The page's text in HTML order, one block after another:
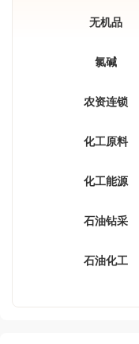
无机品
氯碱
农资连锁
化工原料
化工能源
石油钻采
石油化工